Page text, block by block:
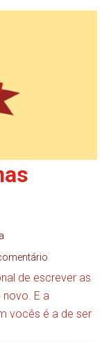
de escrever as
E a
vocês é a de ser